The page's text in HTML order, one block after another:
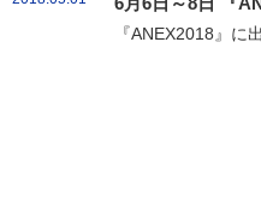
『ANEX2018』